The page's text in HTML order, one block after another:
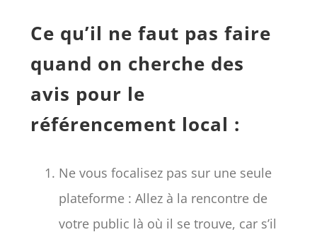
Ce qu’il ne faut pas faire
quand on cherche des
avis pour le
référencement local :
Ne vous focalisez pas sur une seule
plateforme : Allez à la rencontre de
votre public là où il se trouve, car s’il